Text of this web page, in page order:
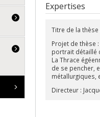
Expertises
Titre de la
Projet de thèse
portrait détaillé
La Thrace
de se pencher,
métallurgiques,
Directeur :